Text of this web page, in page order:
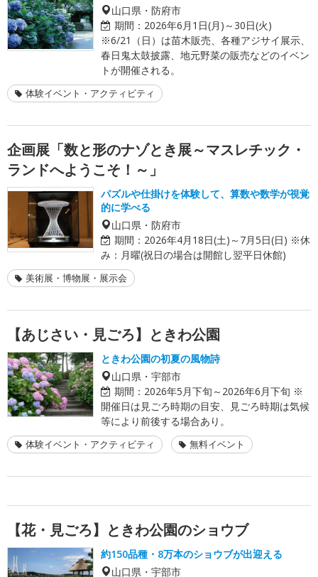
山口県・防府市
期間： 2026年6月1日(月)～30日(火)
※6/21（日）は苗木販売、各種アジサイ展示、
春日鬼太鼓披露、地元野菜の販売などのイベン
トが開催される。
体験イベント・アクティビティ
企画展「数と形のナゾとき展～マスレチック・
ランドへようこそ！～」
パズルや仕掛けを体験して、算数や数学が視覚
的に学べる
山口県・防府市
期間： 2026年4月18日(土)～7月5日(日) ※休
み：月曜(祝日の場合は開館し翌平日休館)
美術展・博物展・展示会
【あじさい・見ごろ】ときわ公園
ときわ公園の初夏の風物詩
山口県・宇部市
期間： 2026年5月下旬～2026年6月下旬 ※
開催日は見ごろ時期の目安、見ごろ時期は気候
等により前後する場合あり。
体験イベント・アクティビティ 無料イベント
【花・見ごろ】ときわ公園のショウブ
約150品種・8万本のショウブが出迎える
山口県・宇部市